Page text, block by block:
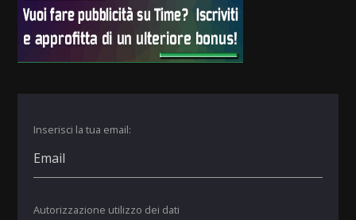
Inserisci la tua email:
Autorizzazione utilizzo dei dati